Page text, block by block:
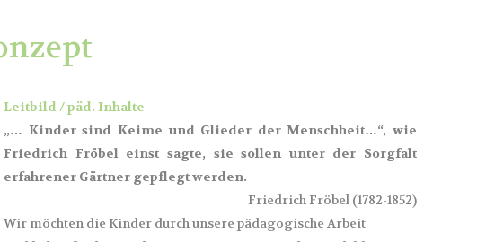
Leitbild / päd. Inhalte
„… Kinder sind Keime und Glieder der Menschheit…“, wie
Friedrich Fröbel einst sagte, sie sollen unter der Sorgfalt
erfahrener Gärtner gepflegt werden.
Friedrich Fröbel (1782-1852)
Wir möchten die Kinder durch unsere pädagogische Arbeit